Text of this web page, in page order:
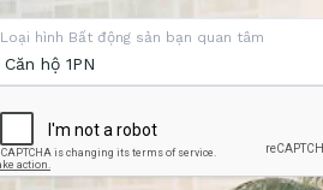
Loại hình Bất động sản bạn quan tâm